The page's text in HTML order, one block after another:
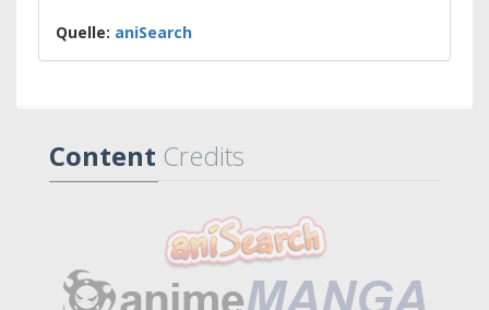
Quelle: aniSearch
Content Credits